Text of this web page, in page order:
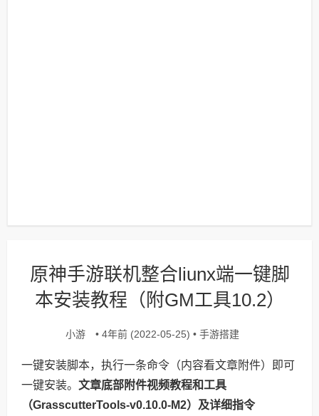
原神手游联机整合liunx端一键脚
本安装教程（附GM工具10.2）
小游 • 4年前 (2022-05-25) • 手游搭建
一键安装脚本，执行一条命令（内容看文章附件）即可
一键安装。 文章底部附件视频教程和工具
（GrasscutterTools-v0.10.0-M2）及详细指令